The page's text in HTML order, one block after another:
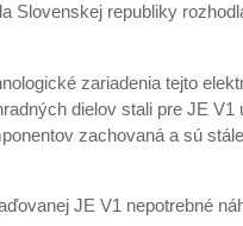
republiky
zariadenia tejto
dielov stali pre JE
zachovaná a sú
JE V1 nepotrebné